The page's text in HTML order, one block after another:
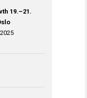
19.–21.